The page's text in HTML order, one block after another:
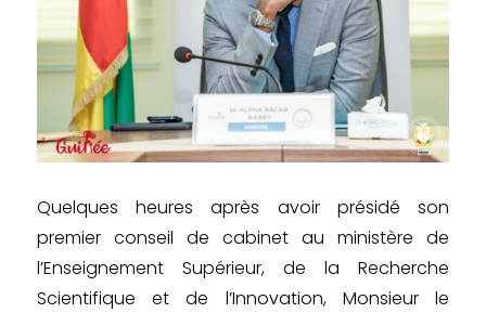
Quelques heures après avoir présidé son
premier conseil de cabinet au ministère de
l’Enseignement Supérieur, de la Recherche
Scientifique et de l’Innovation, Monsieur le